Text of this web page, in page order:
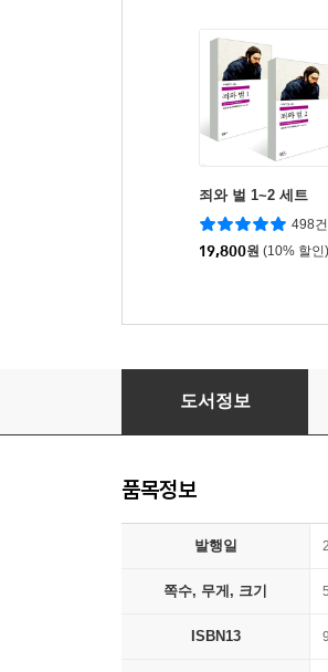
죄와 벌 1~2 세트
498건
19,800원 (10% 할인)
도서정보
품목정보
발행일
쪽수, 무게, 크기
ISBN13